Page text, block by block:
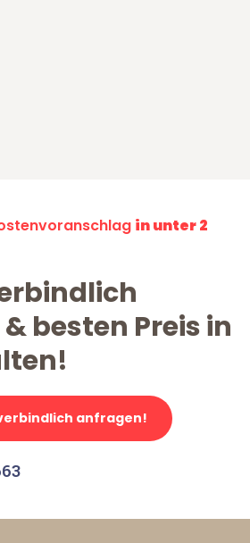
in unter 2
besten Preis in
anfragen!